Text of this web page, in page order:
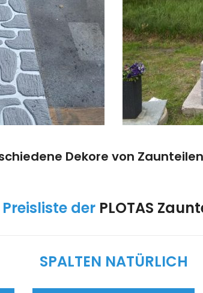
Dekore von
Preisliste der PLOTAS
SPALTEN NATÜRLICH